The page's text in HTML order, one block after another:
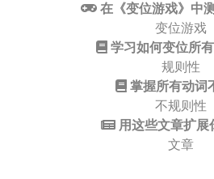
在《变位游戏》中
变位游戏
学习如何变位所
规则性
掌握所有动词
不规则性
用这些文章扩展
文章